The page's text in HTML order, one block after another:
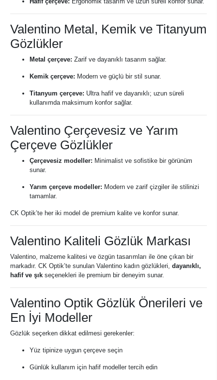
Valentino Metal, Kemik ve Titanyum
Gözlükler
Metal çerçeve: Zarif ve dayanıklı tasarım sağlar.
Kemik çerçeve: Modern ve güçlü bir stil sunar.
Titanyum çerçeve: Ultra hafif ve dayanıklı; uzun süreli
kullanımda maksimum konfor sağlar.
Valentino Çerçevesiz ve Yarım
Çerçeve Gözlükler
Çerçevesiz modeller: Minimalist ve sofistike bir görünüm
sunar.
Yarım çerçeve modeller: Modern ve zarif çizgiler ile stilinizi
tamamlar.
CK Optik’te her iki model de premium kalite ve konfor sunar.
Valentino Kaliteli Gözlük Markası
Valentino, malzeme kalitesi ve özgün tasarımları ile öne çıkan bir
markadır. CK Optik’te sunulan Valentino kadın gözlükleri, dayanıklı,
hafif ve şık seçenekleri ile premium bir deneyim sunar.
Valentino Optik Gözlük Önerileri ve
En İyi Modeller
Gözlük seçerken dikkat edilmesi gerekenler:
Yüz tipinize uygun çerçeve seçin
Günlük kullanım için hafif modeller tercih edin